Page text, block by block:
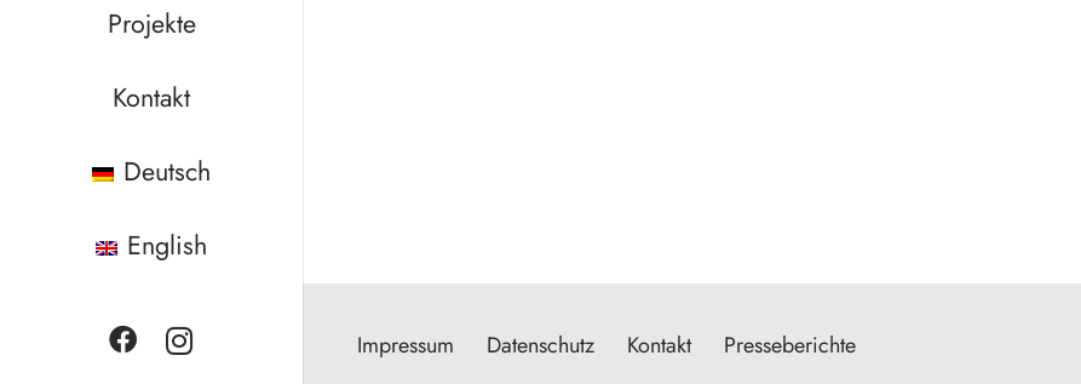
Projekte
Kontakt
Deutsch
English
Impressum Datenschutz Kontakt Presseberichte